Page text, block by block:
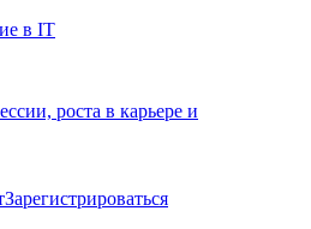
в IT
роста в карьере и
Зарегистрироваться